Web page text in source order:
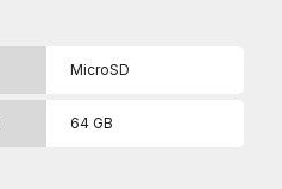
MicroSD
64 GB